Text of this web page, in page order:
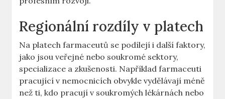
Regionální rozdíly v platech
Na platech farmaceutů se podílejí i další faktory,
jako jsou veřejné nebo soukromé sektory,
specializace a zkušenosti. Například farmaceuti
pracující v nemocnicích obvykle vydělávají méně
než ti, kdo pracují v soukromých lékárnách nebo